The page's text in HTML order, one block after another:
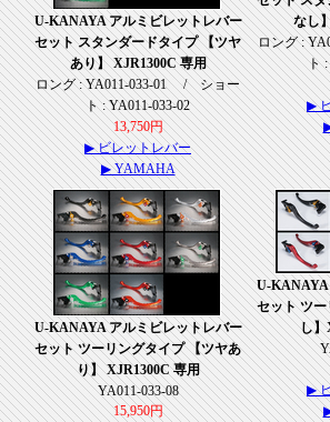
U-KANAYA アルミビレットレバー
セット スタンダードタイプ 【ツヤ
あり】 XJR1300C 専用
ロング : YA011-033-01 / ショー
ト : YA011-033-02
13,750円
▶ ビレットレバー
▶ YAMAHA
なし
ロング :
ト :
▶
U-KANAYA アルミビレットレバー
セット ツーリングタイプ 【ツヤあ
り】 XJR1300C 専用
YA011-033-08
15,950円
U-KANAYA
セット ツ
し】
▶